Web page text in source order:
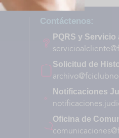
Contáctenos:
PQRS y Servicio
Solicitud de
Notificaciones
Oficina de